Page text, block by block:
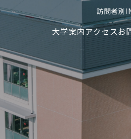
訪問者別
大学案内アクセスお